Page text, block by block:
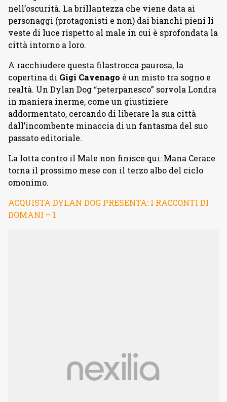
nell’oscurità. La brillantezza che viene data ai
personaggi (protagonisti e non) dai bianchi pieni li
veste di luce rispetto al male in cui è sprofondata la
città intorno a loro.
A racchiudere questa filastrocca paurosa, la
copertina di Gigi Cavenago è un misto tra sogno e
realtà. Un Dylan Dog “peterpanesco” sorvola Londra
in maniera inerme, come un giustiziere
addormentato, cercando di liberare la sua città
dall’incombente minaccia di un fantasma del suo
passato editoriale.
La lotta contro il Male non finisce qui: Mana Cerace
torna il prossimo mese con il terzo albo del ciclo
omonimo.
ACQUISTA DYLAN DOG PRESENTA: I RACCONTI DI
DOMANI – 1